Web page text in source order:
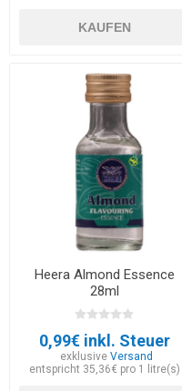
KAUFEN
Heera Almond Essence
28ml
0,99€ inkl. Steuer
exklusiveVersand
entspricht 35,36€ pro 1 litre(s)